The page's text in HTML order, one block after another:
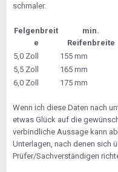
schmaler.
Felgenbreit
e
min.
Reifenbreite
5,0 Zoll
155 mm
5,5 Zoll
165 mm
6,0 Zoll
175 mm
Wenn ich diese Daten nach
etwas Glück auf die
verbindliche Aussage kann
Unterlagen, nach denen sich
Prüfer/Sachverständigen